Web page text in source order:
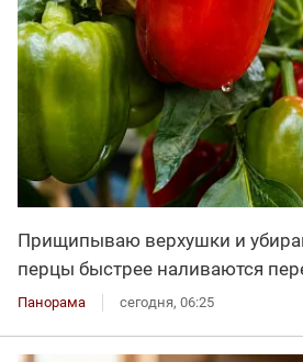
Прищипываю верхушки и
перцы быстрее наливаются
Панорама сегодня, 06:25